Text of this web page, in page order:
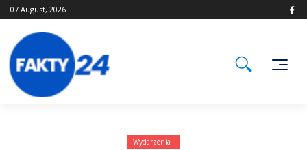
Skip
to
07 August, 2026
Wydarzenia